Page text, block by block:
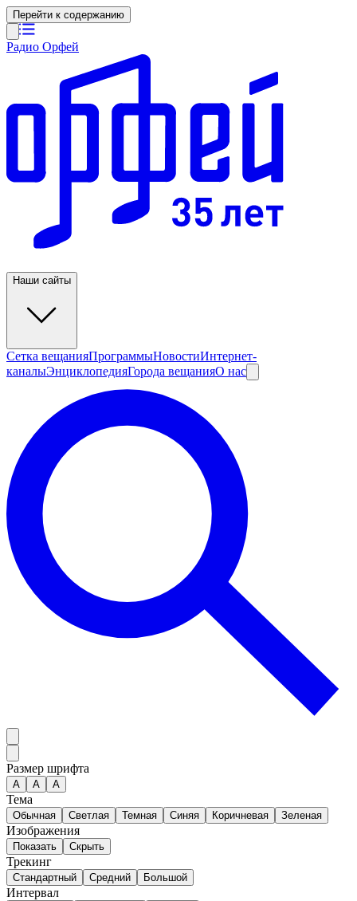
Перейти к содержанию
Радио Орфей
Наши сайты
Сетка вещанияПрограммыНовостиИнтернет-
каналыЭнциклопедияГорода вещанияО нас
Размер шрифта
А A A
Тема
Обычная Светлая Темная Синяя Коричневая Зеленая
Изображения
Показать Скрыть
Трекинг
Стандартный Средний Большой
Интервал